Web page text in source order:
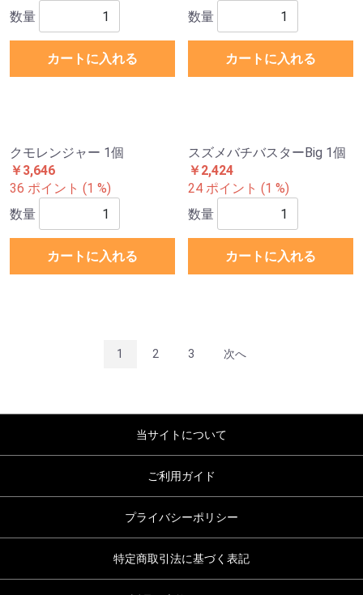
数量
カートに入れる
数量
カートに入れる
クモレンジャー 1個
￥3,646
36 ポイント (1 %)
数量
カートに入れる
スズメバチバスターBig 1個
￥2,424
24 ポイント (1 %)
数量
カートに入れる
1 2 3 次へ
当サイトについて
ご利用ガイド
プライバシーポリシー
特定商取引法に基づく表記